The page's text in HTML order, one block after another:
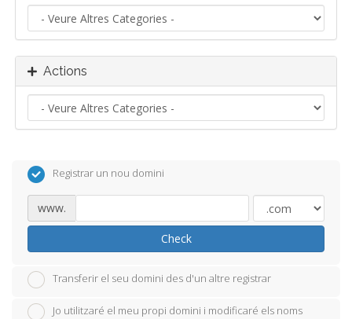
Actions
Registrar un nou domini
www.
Check
Transferir el seu domini des d'un altre registrar
Jo utilitzaré el meu propi domini i modificaré els noms